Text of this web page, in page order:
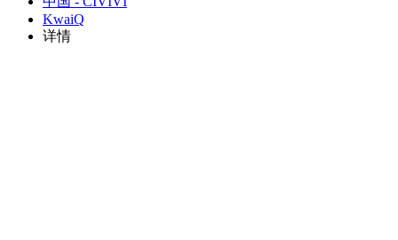
KwaiQ
详情